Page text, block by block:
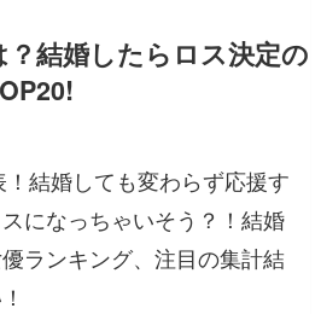
結婚したらロス決定の
結婚しても変わらず応援す
になっちゃいそう？！結婚
ランキング、注目の集計結